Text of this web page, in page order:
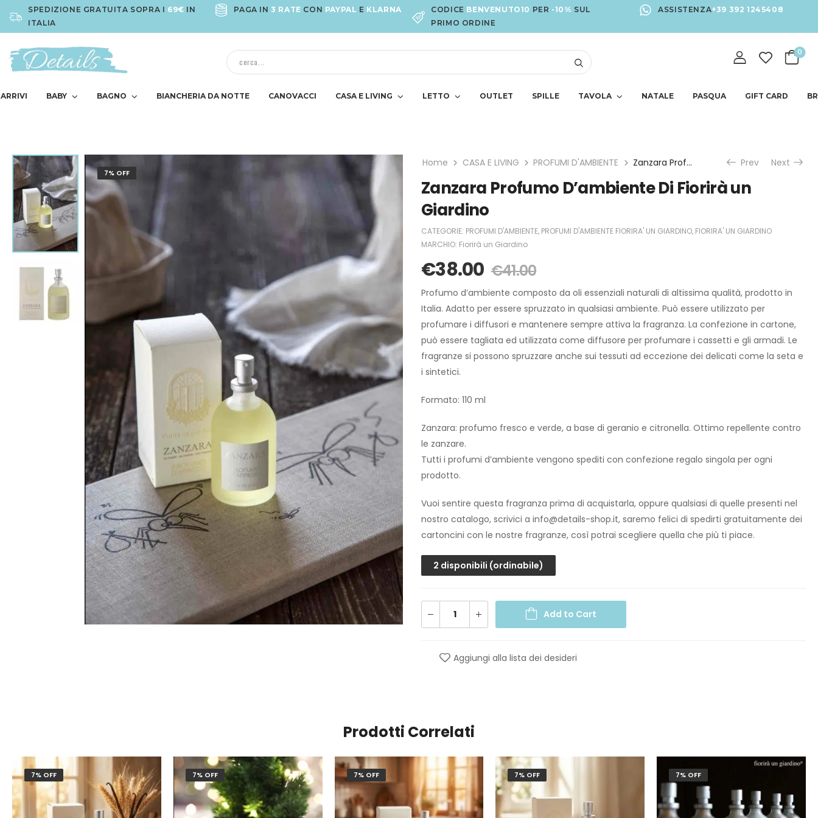
SPEDIZIONE GRATUITA SOPRA I 69€ IN
ITALIA
PAGA IN 3 RATE CON PAYPAL E KLARNA CODICE BENVENUTO10 PER -10% SUL
PRIMO ORDINE
ASSISTENZA+39 392 1245408
0
BABY BAGNO BIANCHERIA DA NOTTE CANOVACCI CASA E LIVING LETTO OUTLET SPILLE TAVOLA NATALE PASQUA GIFT CARD
7% OFF
Home CASA E LIVING PROFUMI D'AMBIENTE Zanzara Profumo D’ambiente Di Fiorirà un Giardino Prev Next
Zanzara Profumo D’ambiente Di Fiorirà un
Giardino
CATEGORIE: PROFUMI D'AMBIENTE, PROFUMI D'AMBIENTE FIORIRA' UN GIARDINO, FIORIRA' UN GIARDINO
MARCHIO: Fiorirà un Giardino
€38.00 €41.00
Profumo d’ambiente composto da oli essenziali naturali di altissima qualità, prodotto in
Italia. Adatto per essere spruzzato in qualsiasi ambiente. Può essere utilizzato per
profumare i diffusori e mantenere sempre attiva la fragranza. La confezione in cartone,
può essere tagliata ed utilizzata come diffusore per profumare i cassetti e gli armadi. Le
fragranze si possono spruzzare anche sui tessuti ad eccezione dei delicati come la seta e
i sintetici.
Formato: 110 ml
Zanzara: profumo fresco e verde, a base di geranio e citronella. Ottimo repellente contro
le zanzare.
Tutti i profumi d’ambiente vengono spediti con confezione regalo singola per ogni
prodotto.
Vuoi sentire questa fragranza prima di acquistarla, oppure qualsiasi di quelle presenti nel
nostro catalogo, scrivici a info@details-shop.it, saremo felici di spedirti gratuitamente dei
cartoncini con le nostre fragranze, così potrai scegliere quella che più ti piace.
2 disponibili (ordinabile)
Add to Cart
Aggiungi alla lista dei desideri
Prodotti Correlati
7% OFF 7% OFF 7% OFF 7% OFF 7% OFF